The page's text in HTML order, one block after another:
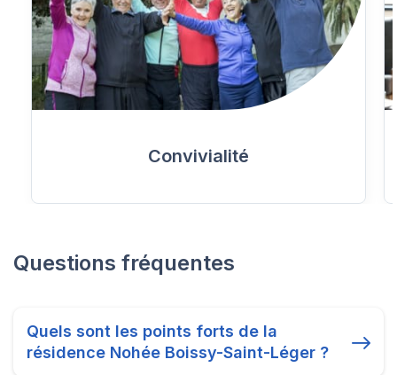
Convivialité
Questions fréquentes
Quels sont les points forts de la
résidence Nohée Boissy-Saint-Léger ?